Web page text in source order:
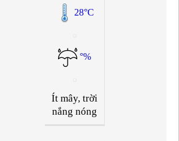
28°C
°%
Ít mây, trời
nắng nóng